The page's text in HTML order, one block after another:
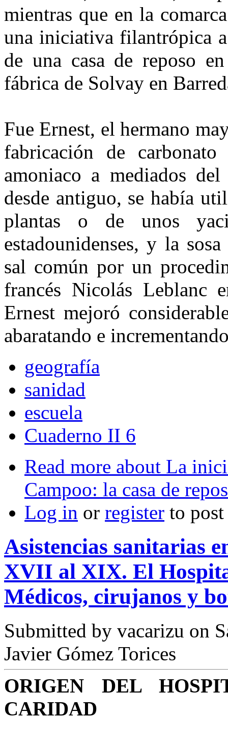
mientras que en la
una iniciativa filantrópica
de una casa de reposo
fábrica de Solvay en
Fue Ernest, el hermano
fabricación de
amoniaco a mediados
desde antiguo, se había
plantas o de unos
estadouni­denses, y la
sal común por un
francés Nicolás Leblanc
Ernest mejoró
abaratando e
geografía
sanidad
escuela
Cuaderno II 6
Read more about La
Campoo: la casa de
Log in or register to
Asistencias sanitarias
XVII al XIX. El
Médicos, cirujanos y
Submitted by vacarizu on
Javier Gómez Torices
ORIGEN DEL
CARIDAD